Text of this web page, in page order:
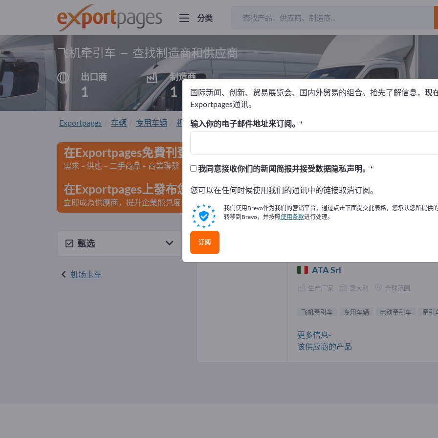
分类
飞机牵引车 – 查找制造商和供应商
出口商
1
制造商
1
Exportpages 车辆 专用车辆 机场卡车 飞机牵引车
在Exportpages免費刊登廣告！
需求 – 供應 – 二手商品 – 商業聯繫 >> 由此開始
在Exportpages上發布您的公司與產品資訊。
立即成為供應商，提升企業能見度>> 點此發布資訊
甄选
机场卡车
飞机牵引车 供應商 (1)
ATA Srl
生产厂家 意大利 全球范围
飞机牵引车 专用车辆 电动牵引车 牵引
更多信息-
该供应商的产品
国际新闻、创新、贸易展览会、国内外贸易的组合。抢先了解信息，现
Exportpages通讯。
输入你的电子邮件地址来订阅。
我同意接收你们的新闻简报并接受数据隐私声明。
您可以在任何时候使用我们的通讯中的链接取消订阅。
我们使用Brevo作为我们的营销平台。通过点击下面提交此表格，您承认您所提供
转移到Brevo，并按照使用条款进行处理。
订阅